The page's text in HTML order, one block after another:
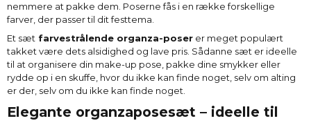
nemmere at pakke dem. Poserne fås i en række forskellige
farver, der passer til dit festtema.
Et sæt farvestrålende organza-poser er meget populært
takket være dets alsidighed og lave pris. Sådanne sæt er ideelle
til at organisere din make-up pose, pakke dine smykker eller
rydde op i en skuffe, hvor du ikke kan finde noget, selv om alting
er der, selv om du ikke kan finde noget.
Elegante organzaposesæt – ideelle til